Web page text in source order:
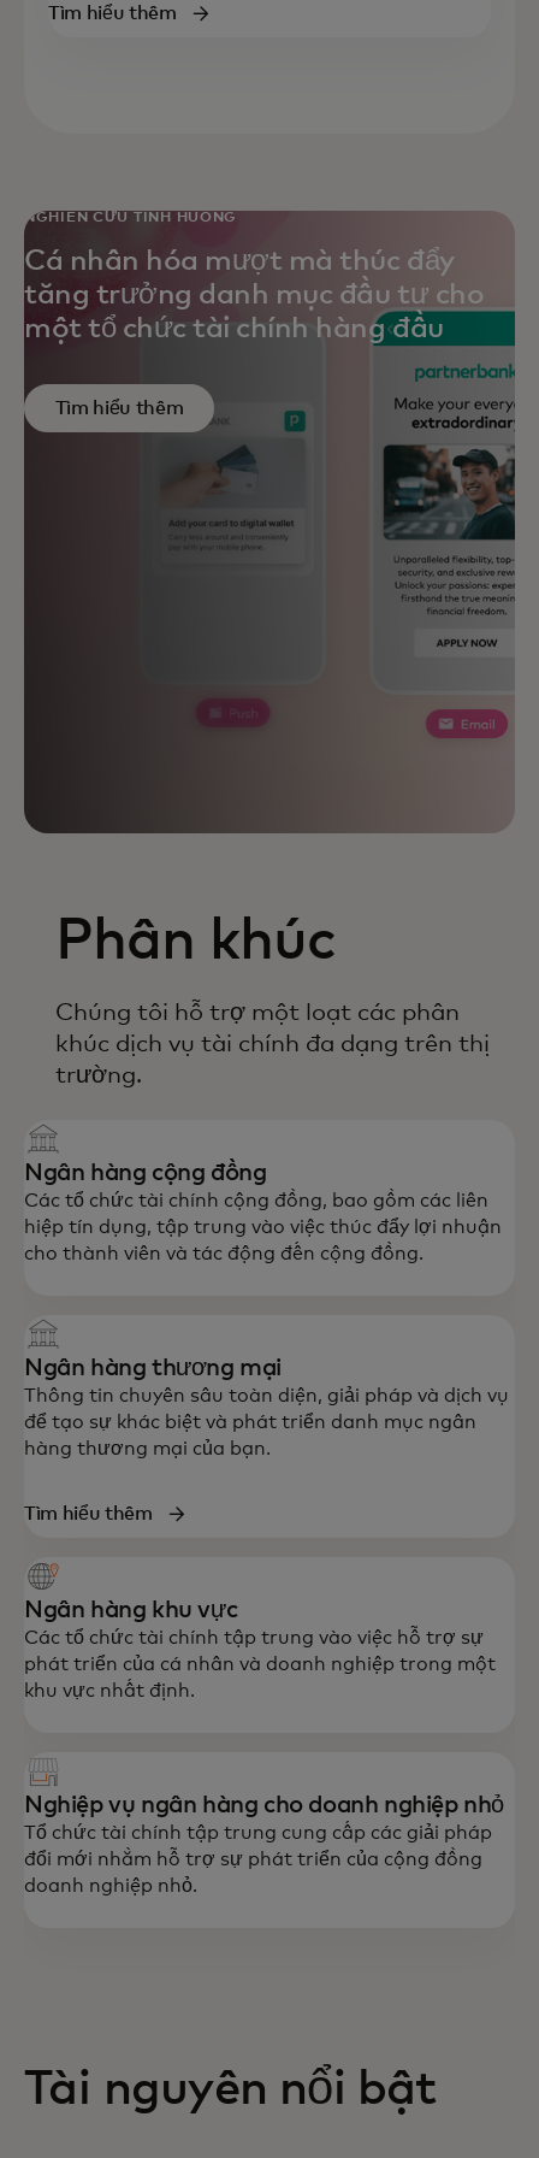
Tìm hiểu thêm
NGHIÊN CỨU TÌNH HUỐNG
Cá nhân hóa mượt mà thúc đẩy
tăng trưởng danh mục đầu tư cho
một tổ chức tài chính hàng đầu
Tìm hiểu thêm
Phân khúc
Chúng tôi hỗ trợ một loạt các phân
khúc dịch vụ tài chính đa dạng trên thị
trường.
Ngân hàng cộng đồng
Các tổ chức tài chính cộng đồng, bao gồm các liên
hiệp tín dụng, tập trung vào việc thúc đẩy lợi nhuận
cho thành viên và tác động đến cộng đồng.
Ngân hàng thương mại
Thông tin chuyên sâu toàn diện, giải pháp và dịch vụ
để tạo sự khác biệt và phát triển danh mục ngân
hàng thương mại của bạn.
Tìm hiểu thêm
Ngân hàng khu vực
Các tổ chức tài chính tập trung vào việc hỗ trợ sự
phát triển của cá nhân và doanh nghiệp trong một
khu vực nhất định.
Nghiệp vụ ngân hàng cho doanh nghiệp nhỏ
Tổ chức tài chính tập trung cung cấp các giải pháp
đổi mới nhằm hỗ trợ sự phát triển của cộng đồng
doanh nghiệp nhỏ.
Tài nguyên nổi bật